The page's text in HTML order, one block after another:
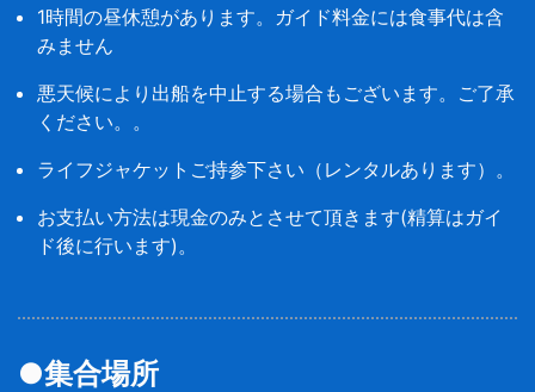
1時間の昼休憩があります。ガイド料金には食事代は含
みません
悪天候により出船を中止する場合もございます。ご了承
ください。。
ライフジャケットご持参下さい（レンタルあります）。
お支払い方法は現金のみとさせて頂きます(精算はガイ
ド後に行います)。
●集合場所